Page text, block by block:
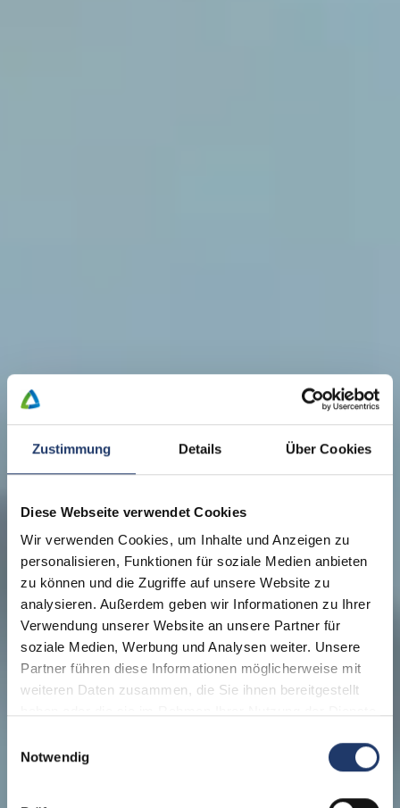
Zustimmung Details Über Cookies
Diese Webseite verwendet Cookies
Wir verwenden Cookies, um Inhalte und Anzeigen zu
personalisieren, Funktionen für soziale Medien anbieten
zu können und die Zugriffe auf unsere Website zu
analysieren. Außerdem geben wir Informationen zu Ihrer
Verwendung unserer Website an unsere Partner für
soziale Medien, Werbung und Analysen weiter. Unsere
Partner führen diese Informationen möglicherweise mit
weiteren Daten zusammen, die Sie ihnen bereitgestellt
Notwendig